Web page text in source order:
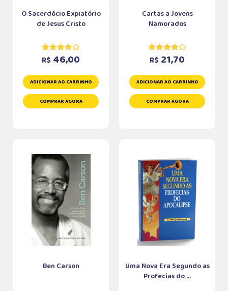
O Sacerdócio Expiatório
de Jesus Cristo
R$ 46,00
ADICIONAR AO CARRINHO
COMPRAR AGORA
Cartas a Jovens
Namorados
R$ 21,70
ADICIONAR AO CARRINHO
COMPRAR AGORA
Ben Carson
Uma Nova Era Segundo as
Profecias do ...